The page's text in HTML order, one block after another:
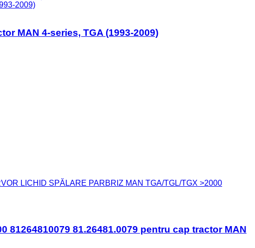
2009)
MAN 4-series, TGA (1993-2009)
LICHID SPĂLARE PARBRIZ MAN TGA/TGL/TGX >2000
81264810079 81.26481.0079 pentru cap tractor MAN